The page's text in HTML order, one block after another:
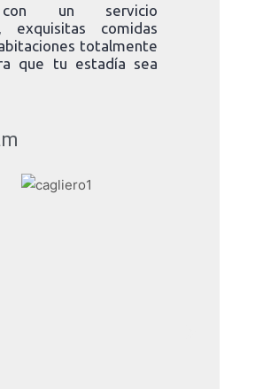
con un servicio
exquisitas comidas
totalmente
que tu estadía sea